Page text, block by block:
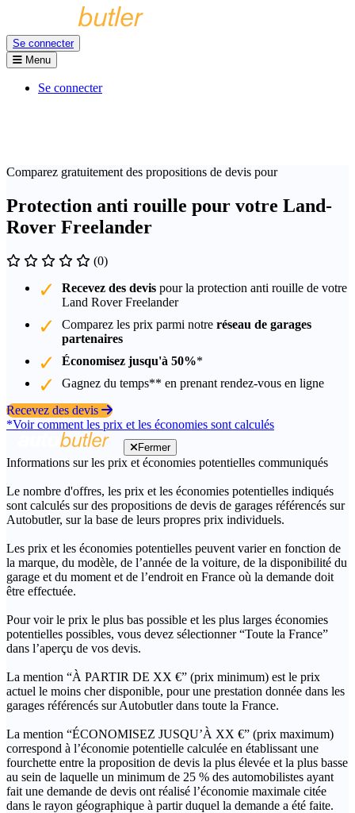
Se connecter
Menu
Se connecter
Comparez gratuitement des propositions de devis pour
Protection anti rouille pour votre Land-
Rover Freelander
(0)
Recevez des devis pour la protection anti rouille de votre
Land Rover Freelander
Comparez les prix parmi notre réseau de garages
partenaires
Économisez jusqu'à 50%*
Gagnez du temps** en prenant rendez-vous en ligne
Recevez des devis
*Voir comment les prix et les économies sont calculés
Fermer
Informations sur les prix et économies potentielles communiqués
Le nombre d'offres, les prix et les économies potentielles indiqués
sont calculés sur des propositions de devis de garages référencés sur
Autobutler, sur la base de leurs propres prix individuels.
Les prix et les économies potentielles peuvent varier en fonction de
la marque, du modèle, de l’année de la voiture, de la disponibilité du
garage et du moment et de l’endroit en France où la demande doit
être effectuée.
Pour voir le prix le plus bas possible et les plus larges économies
potentielles possibles, vous devez sélectionner “Toute la France”
dans l’aperçu de vos devis.
La mention “À PARTIR DE XX €” (prix minimum) est le prix
actuel le moins cher disponible, pour une prestation donnée dans les
garages référencés sur Autobutler dans toute la France.
La mention “ÉCONOMISEZ JUSQU’À XX €” (prix maximum)
correspond à l’économie potentielle calculée en établissant une
fourchette entre la proposition de devis la plus élevée et la plus basse
au sein de laquelle un minimum de 25 % des automobilistes ayant
fait une demande de devis ont réalisé l’économie maximale citée
dans le rayon géographique à partir duquel la demande a été faite.